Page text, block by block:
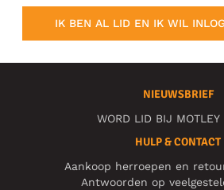
IK BEN AL LID EN IK WIL
NIEUWSBRIEF
WORD LID BIJ MOTLEY
HULP & CONTACT
Aankoop herroepen en
Antwoorden op